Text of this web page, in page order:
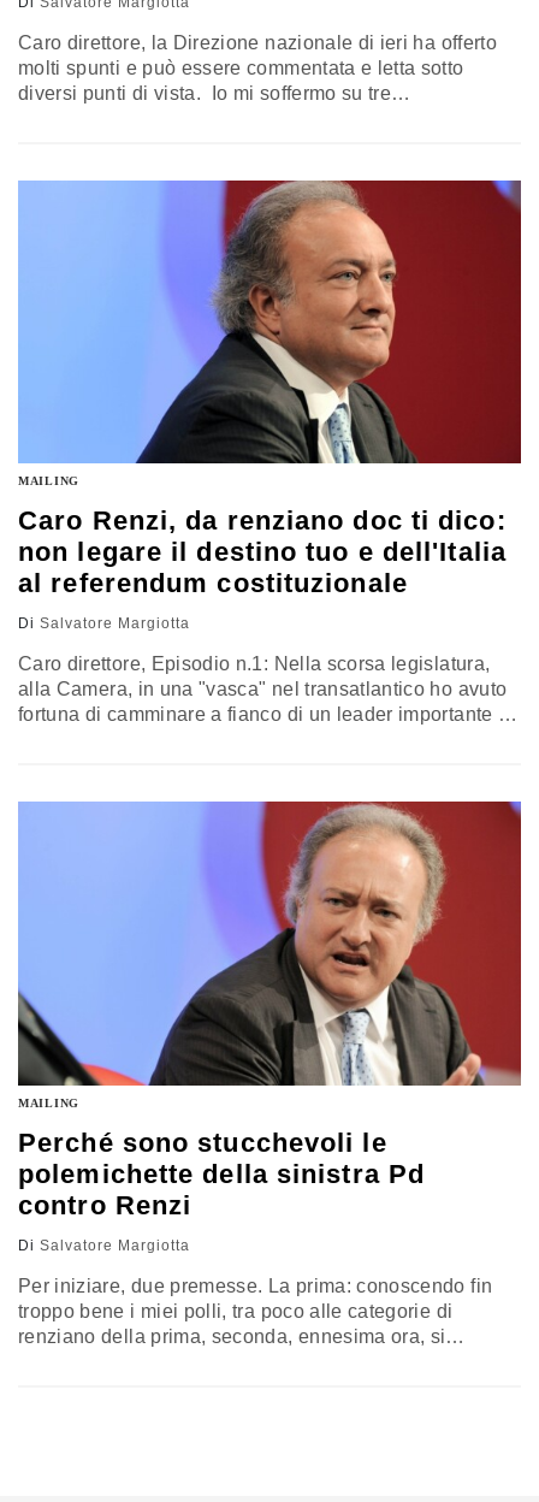
Caro direttore, la Direzione nazionale di ieri ha offerto
molti spunti e può essere commentata e letta sotto
diversi punti di vista. Io mi soffermo su tre
Gianni Cuperlo - che aveva svolto un intervento dei
MAILING
Caro Renzi, da renziano doc ti dico:
non legare il destino tuo e dell'Italia
al referendum costituzionale
Di Salvatore Margiotta
Caro direttore, Episodio n.1: Nella scorsa legislatura,
alla Camera, in una "vasca" nel transatlantico ho avuto
fortuna di camminare a fianco di un leader importante - e
debolezze del nostro Paese, e sull'orgoglio…
MAILING
Perché sono stucchevoli le
polemichette della sinistra Pd
contro Renzi
Di Salvatore Margiotta
Per iniziare, due premesse. La prima: conoscendo fin
troppo bene i miei polli, tra poco alle categorie di
renziano della prima, seconda, ennesima ora, si